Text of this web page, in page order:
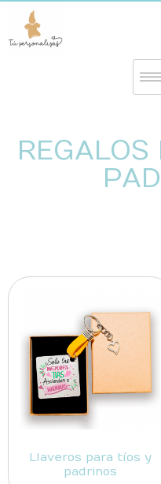
Llaveros para tíos y
padrinos